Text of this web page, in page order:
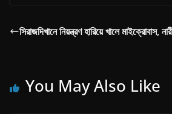
সিরাজদিখানে নিয়ন্ত্রণ হারিয়ে খালে মাইক্রোবাস,
You May Also Like